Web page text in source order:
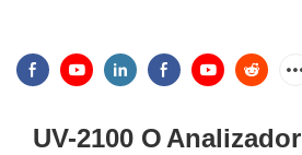
UV-2100 O